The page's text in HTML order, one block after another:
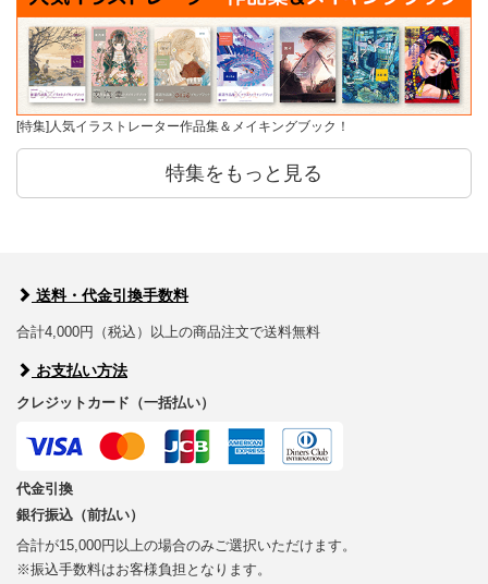
[特集]人気イラストレーター作品集＆メイキングブック！
特集をもっと見る
送料・代金引換手数料
合計4,000円（税込）以上の商品注文で送料無料
お支払い方法
クレジットカード（一括払い）
代金引換
銀行振込（前払い）
合計が15,000円以上の場合のみご選択いただけます。
※振込手数料はお客様負担となります。